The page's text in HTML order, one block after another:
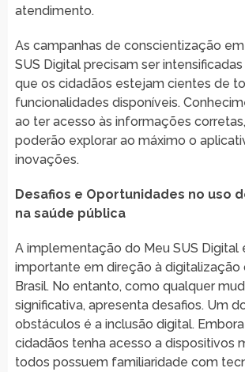
atendimento.
As campanhas de conscientização
SUS Digital precisam ser
que os cidadãos estejam cientes de
funcionalidades disponíveis.
ao ter acesso às informações
poderão explorar ao máximo o
inovações.
Desafios e Oportunidades no uso
na saúde pública
A implementação do Meu SUS Digital
importante em direção à digitalização
Brasil. No entanto, como qualquer
significativa, apresenta desafios. Um
obstáculos é a inclusão digital.
cidadãos tenha acesso a dispositivos
todos possuem familiaridade com